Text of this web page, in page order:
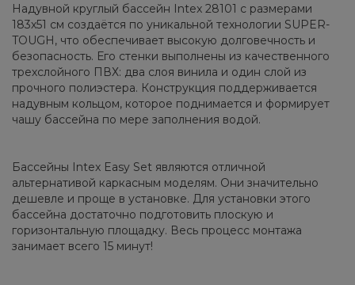
Надувной круглый бассейн Intex 28101 с размерами
183х51 см создаётся по уникальной технологии SUPER-
TOUGH, что обеспечивает высокую долговечность и
безопасность. Его стенки выполнены из качественного
трехслойного ПВХ: два слоя винила и один слой из
прочного полиэстера. Конструкция поддерживается
надувным кольцом, которое поднимается и формирует
чашу бассейна по мере заполнения водой.
Бассейны Intex Easy Set являются отличной
альтернативой каркасным моделям. Они значительно
дешевле и проще в установке. Для установки этого
бассейна достаточно подготовить плоскую и
горизонтальную площадку. Весь процесс монтажа
занимает всего 15 минут!